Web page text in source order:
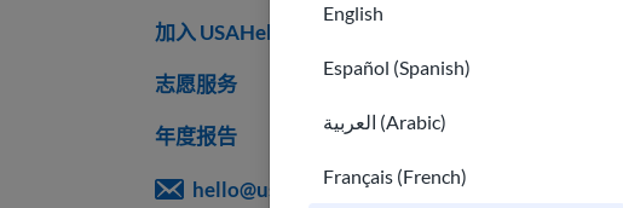
English
Español (Spanish)
العربية (Arabic)
Français (French)
加入 USAHello
志愿服务
年度报告
hello@usahello.org